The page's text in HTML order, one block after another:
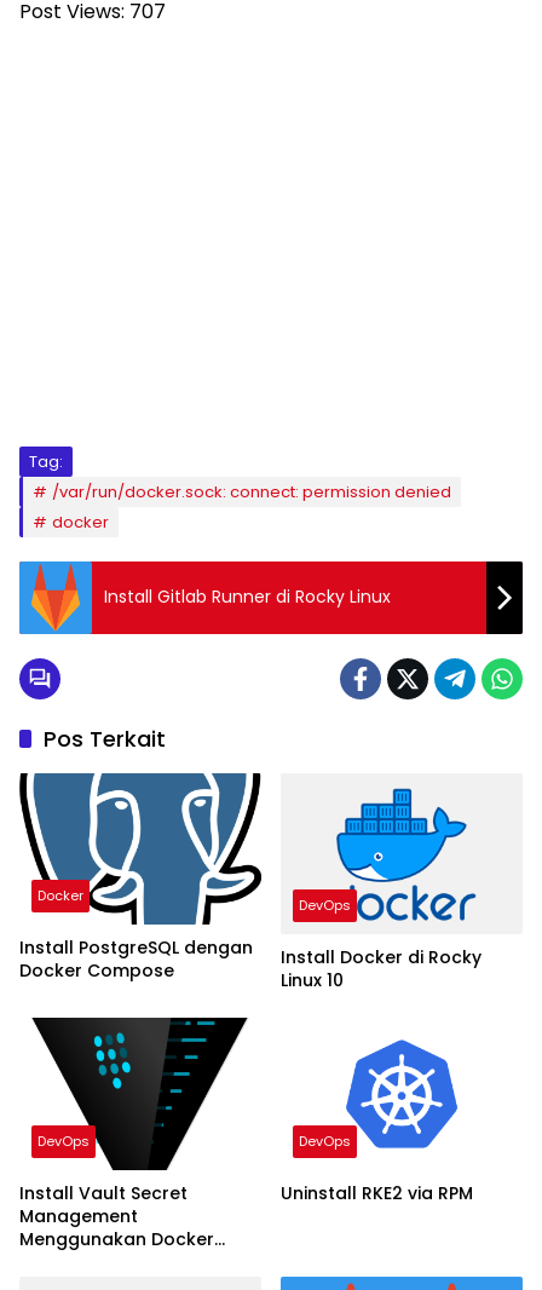
Post Views: 707
Tag:
/var/run/docker.sock: connect: permission denied
docker
Install Gitlab Runner di Rocky Linux
Pos Terkait
Docker
Install PostgreSQL dengan
Docker Compose
DevOps
Install Docker di Rocky
Linux 10
DevOps
Install Vault Secret
Management
Menggunakan Docker
DevOps
Uninstall RKE2 via RPM